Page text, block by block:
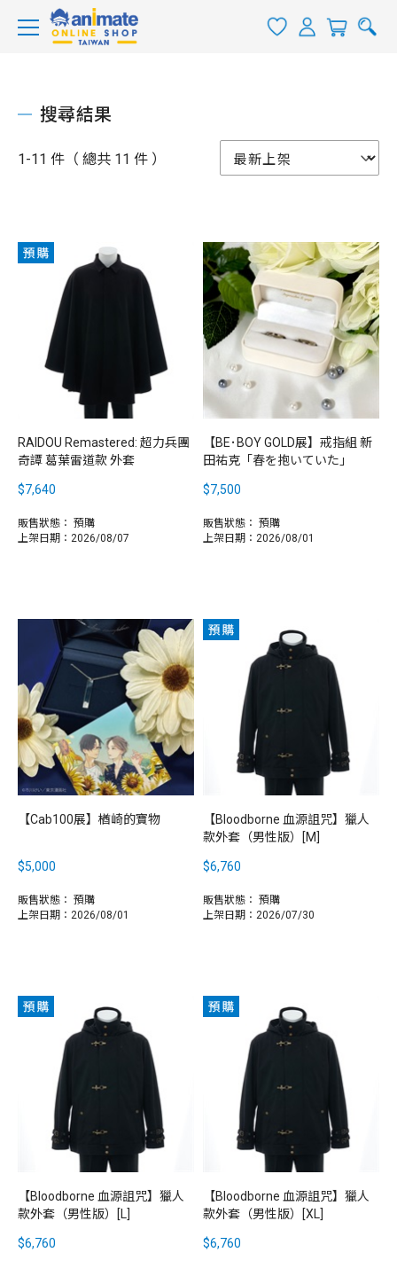
搜尋結果
1-11 件（ 總共 11 件 ）
RAIDOU Remastered: 超力兵團
奇譚 葛葉雷道款 外套
$7,640
販售狀態： 預購
上架日期：2026/08/07
【BE･BOY GOLD展】戒指組 新
田祐克「春を抱いていた」
$7,500
販售狀態： 預購
上架日期：2026/08/01
【Cab100展】楢崎的寶物
$5,000
販售狀態： 預購
上架日期：2026/08/01
【Bloodborne 血源詛咒】獵人
款外套（男性版）[M]
$6,760
販售狀態： 預購
上架日期：2026/07/30
【Bloodborne 血源詛咒】獵人
款外套（男性版）[L]
$6,760
【Bloodborne 血源詛咒】獵人
款外套（男性版）[XL]
$6,760